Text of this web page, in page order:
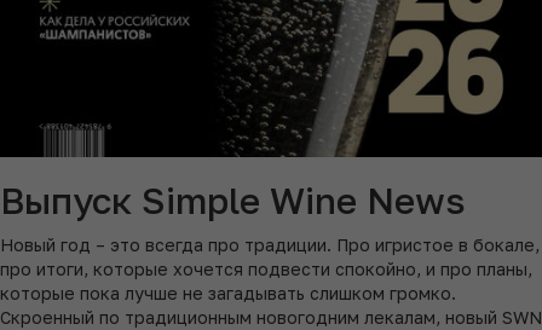
Выпуск Simple Wine News
Новый год – это всегда про традиции. Про игристое в бокале,
про итоги, которые хочется подвести спокойно, и про планы,
которые пока лучше не загадывать слишком громко.
Скроенный по традиционным новогодним лекалам, новый SWN